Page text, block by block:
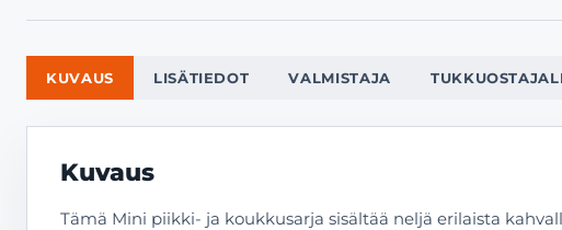
KUVAUS LISÄTIEDOT VALMISTAJA
Kuvaus
Tämä Mini piikki- ja koukkusarja sisältää neljä erilaista